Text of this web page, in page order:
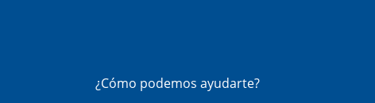
¿Cómo podemos ayudarte?